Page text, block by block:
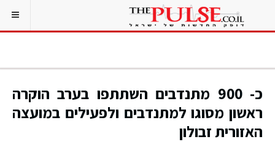
כ- 900 מתנדבים השתתפו בערב הוקרה
ראשון מסוגו למתנדבים ולפעילים במועצה
האזורית זבולון